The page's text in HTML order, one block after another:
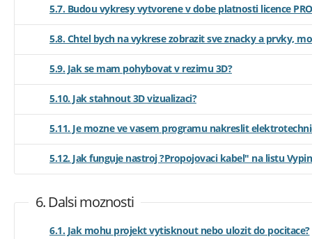
5.7. Budou vykresy vytvorene v dobe platnosti licence
5.8. Chtel bych na vykrese zobrazit sve znacky a prvky,
5.9. Jak se mam pohybovat v rezimu 3D?
5.10. Jak stahnout 3D vizualizaci?
5.11. Je mozne ve vasem programu nakreslit
5.12. Jak funguje nastroj ?Propojovaci kabel" na listu
6. Dalsi moznosti
6.1. Jak mohu projekt vytisknout nebo ulozit do pocitace?